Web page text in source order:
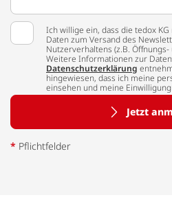
Ich willige ein, dass die tedox
Daten zum Versand des
Nutzerverhaltens (z.B.
Weitere Informationen zur
Datenschutzerklärung
hingewiesen, dass ich meine
einsehen und meine
Jetzt
* Pflichtfelder